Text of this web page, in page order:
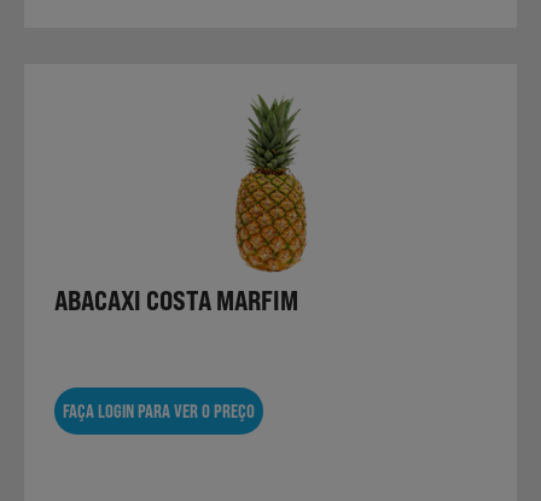
ABACAXI COSTA MARFIM
FAÇA LOGIN PARA VER O PREÇO